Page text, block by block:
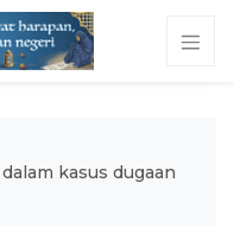
kasus dugaan